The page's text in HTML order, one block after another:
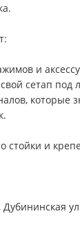
и
сетап под
которые
стойки и